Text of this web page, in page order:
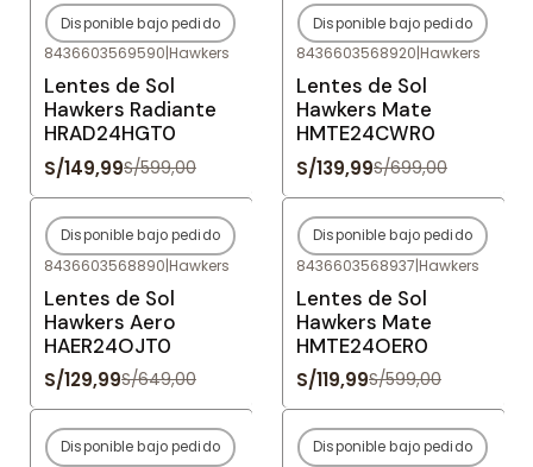
-75%OFF
Agotado
Disponible bajo pedido
8436603569590|Hawkers
Lentes de Sol
Hawkers Radiante
HRAD24HGT0
S/149,99S/599,00
-80%OFF
Agotado
Disponible bajo pedido
8436603568920|Hawkers
Lentes de Sol
Hawkers Mate
HMTE24CWR0
S/139,99S/699,00
-80%OFF
Agotado
Disponible bajo pedido
8436603568890|Hawkers
Lentes de Sol
Hawkers Aero
HAER24OJT0
S/129,99S/649,00
-80%OFF
Agotado
Disponible bajo pedido
8436603568937|Hawkers
Lentes de Sol
Hawkers Mate
HMTE24OER0
S/119,99S/599,00
-80%OFF
Disponible bajo pedido -80%OFF
Disponible bajo pedido